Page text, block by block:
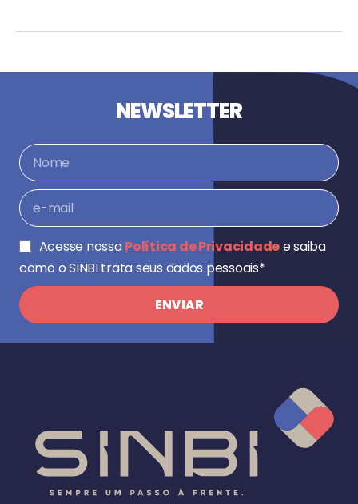
NEWSLETTER
Acesse nossaPolítica de Privacidadee saiba
como o SINBI trata seus dados pessoais*
ENVIAR